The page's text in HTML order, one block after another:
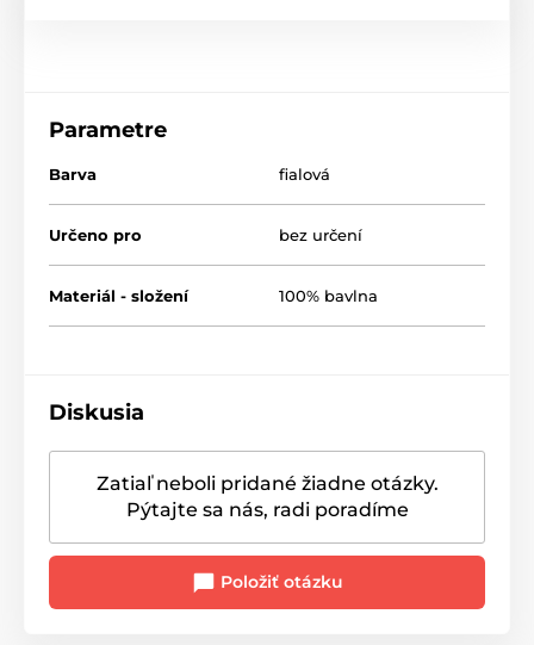
Parametre
Barva fialová
Určeno pro bez určení
Materiál - složení 100% bavlna
Diskusia
Zatiaľ neboli pridané žiadne otázky.
Pýtajte sa nás, radi poradíme
Položiť otázku